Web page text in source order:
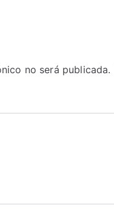
no será publicada.